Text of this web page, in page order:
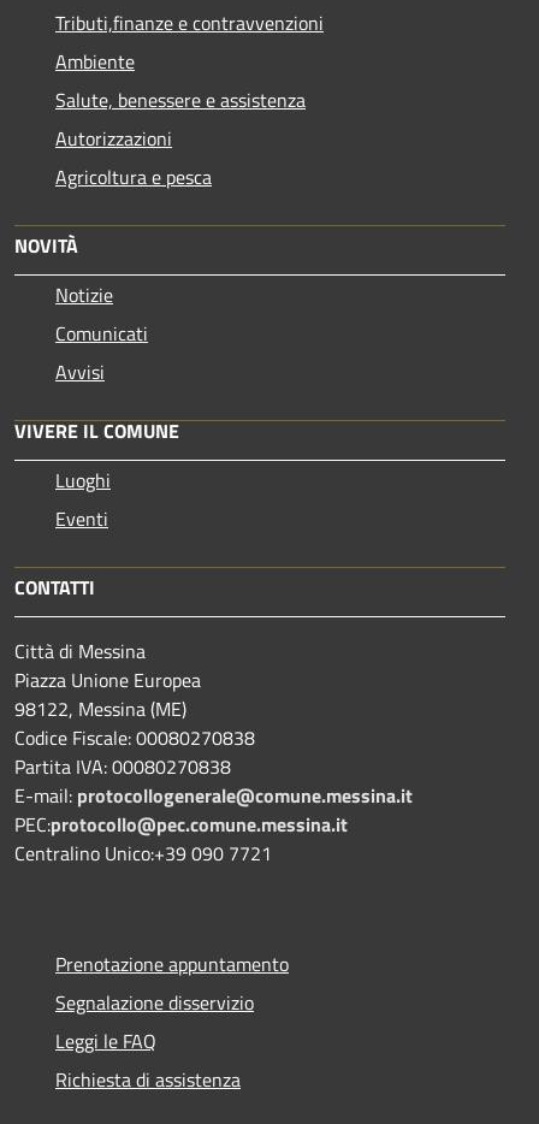
Tributi,finanze e contravvenzioni
Ambiente
Salute, benessere e assistenza
Autorizzazioni
Agricoltura e pesca
NOVITÀ
Notizie
Comunicati
Avvisi
VIVERE IL COMUNE
Luoghi
Eventi
CONTATTI
Città di Messina
Piazza Unione Europea
98122, Messina (ME)
Codice Fiscale: 00080270838
Partita IVA: 00080270838
E-mail: protocollogenerale@comune.messina.it
PEC:protocollo@pec.comune.messina.it
Centralino Unico:+39 090 7721
Prenotazione appuntamento
Segnalazione disservizio
Leggi le FAQ
Richiesta di assistenza